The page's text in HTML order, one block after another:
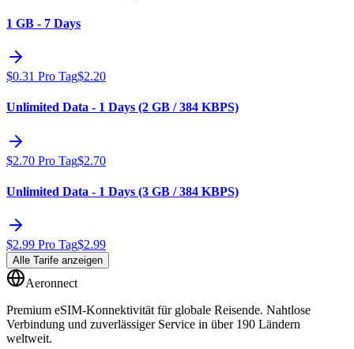
1 GB - 7 Days
$0.31 Pro Tag$2.20
Unlimited Data - 1 Days (2 GB / 384 KBPS)
$2.70 Pro Tag$2.70
Unlimited Data - 1 Days (3 GB / 384 KBPS)
$2.99 Pro Tag$2.99
Alle Tarife anzeigen
Aeronnect
Premium eSIM-Konnektivität für globale Reisende. Nahtlose
Verbindung und zuverlässiger Service in über 190 Ländern
weltweit.